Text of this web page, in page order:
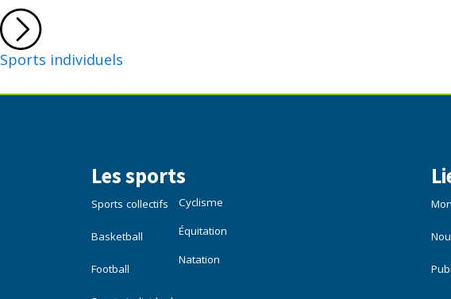
Sports individuels
Les sports
Sports collectifs
Basketball
Football
Cyclisme
Équitation
Natation